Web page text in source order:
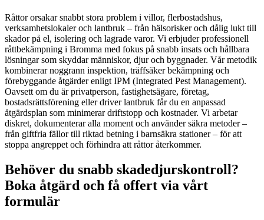
Råttor orsakar snabbt stora problem i villor, flerbostadshus,
verksamhetslokaler och lantbruk – från hälsorisker och dålig lukt till
skador på el, isolering och lagrade varor. Vi erbjuder professionell
råttbekämpning i Bromma med fokus på snabb insats och hållbara
lösningar som skyddar människor, djur och byggnader. Vår metodik
kombinerar noggrann inspektion, träffsäker bekämpning och
förebyggande åtgärder enligt IPM (Integrated Pest Management).
Oavsett om du är privatperson, fastighetsägare, företag,
bostadsrättsförening eller driver lantbruk får du en anpassad
åtgärdsplan som minimerar driftstopp och kostnader. Vi arbetar
diskret, dokumenterar alla moment och använder säkra metoder –
från giftfria fällor till riktad betning i barnsäkra stationer – för att
stoppa angreppet och förhindra att råttor återkommer.
Behöver du snabb skadedjurskontroll?
Boka åtgärd och få offert via vårt
formulär